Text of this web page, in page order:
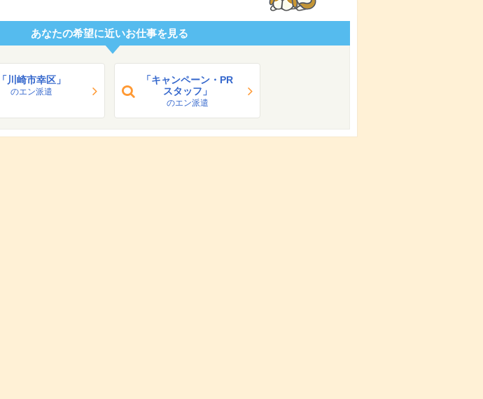
あなたの希望に近いお仕事を見る
「川崎市幸区」
のエン派遣
「キャンペーン・PR
スタッフ」
のエン派遣